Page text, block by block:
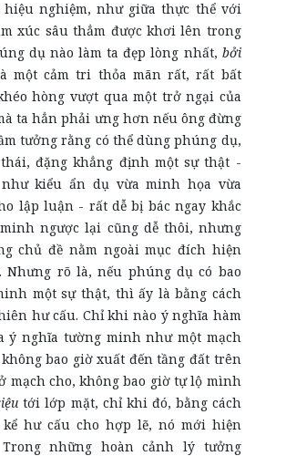
nghiệm, như giữa thực thể với
xúc sâu thẳm được khơi lên trong
dụ nào làm ta đẹp lòng nhất, bởi
một cảm tri thỏa mãn rất, rất bất
hòng vượt qua một trở ngại của
ta hẳn phải ưng hơn nếu ông đừng
tưởng rằng có thể dùng phúng dụ,
đặng khẳng định một sự thật -
kiểu ẩn dụ vừa minh họa vừa
lập luận - rất dễ bị bác ngay khắc
ngược lại cũng dễ thôi, nhưng
chủ đề nằm ngoài mục đích hiện
Nhưng rõ là, nếu phúng dụ có bao
một sự thật, thì ấy là bằng cách
hư cấu. Chỉ khi nào ý nghĩa hàm
ý nghĩa tường minh như một mạch
bao giờ xuất đến tầng đất trên
mạch cho, không bao giờ tự lộ mình
tới lớp mặt, chỉ khi đó, bằng cách
kể hư cấu cho hợp lẽ, nó mới hiện
những hoàn cảnh lý tưởng